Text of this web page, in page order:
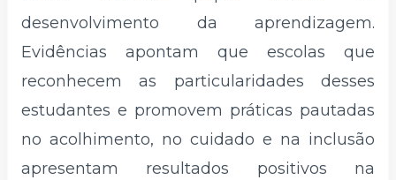
desenvolvimento da aprendizagem.
Evidências apontam que escolas que
reconhecem as particularidades desses
estudantes e promovem práticas pautadas
no acolhimento, no cuidado e na inclusão
apresentam resultados positivos na